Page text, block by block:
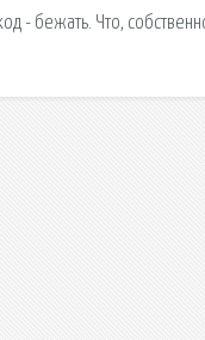
- бежать. Что,